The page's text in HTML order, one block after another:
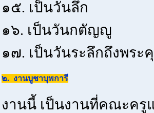
๑๕. เป็นวันลึก
๑๖. เป็นวันกตัญญู
๑๗. เป็นวันระลึกถึงพร
๒. งานบูชาบุพการี
งานนี้ เป็นงานที่คณะครู